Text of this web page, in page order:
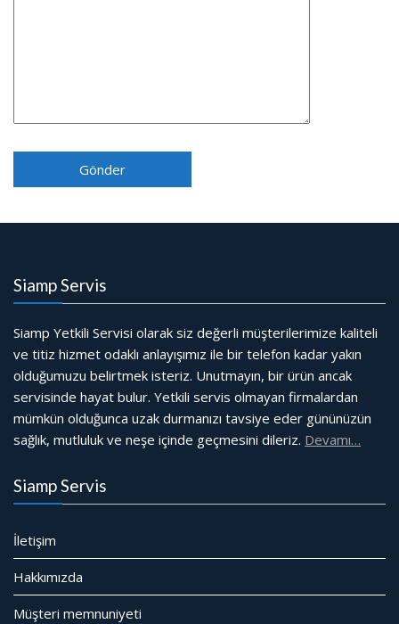
Siamp Servis
Siamp Yetkili Servisi olarak siz değerli müşterilerimize kaliteli
ve titiz hizmet odaklı anlayışımız ile bir telefon kadar yakın
olduğumuzu belirtmek isteriz. Unutmayın, bir ürün ancak
servisinde hayat bulur. Yetkili servis olmayan firmalardan
mümkün olduğunca uzak durmanızı tavsiye eder gününüzün
sağlık, mutluluk ve neşe içinde geçmesini dileriz. Devamı…
Siamp Servis
İletişim
Hakkımızda
Müşteri memnuniyeti